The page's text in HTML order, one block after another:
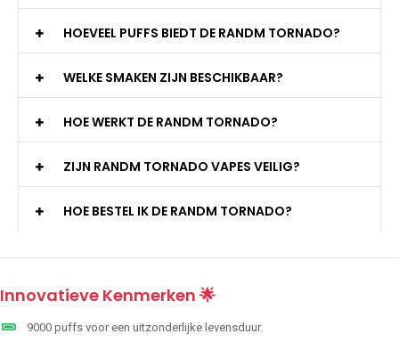
HOEVEEL PUFFS BIEDT DE RANDM TORNADO?
WELKE SMAKEN ZIJN BESCHIKBAAR?
HOE WERKT DE RANDM TORNADO?
ZIJN RANDM TORNADO VAPES VEILIG?
HOE BESTEL IK DE RANDM TORNADO?
Innovatieve Kenmerken 🌟
9000 puffs voor een uitzonderlijke levensduur.